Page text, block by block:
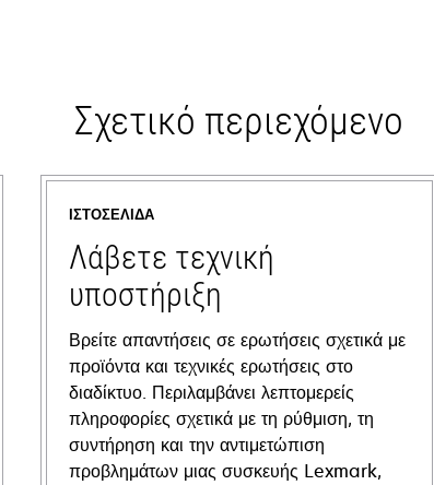
Σχετικό περιεχόμενο
ΙΣΤΟΣΕΛΊΔΑ
Λάβετε τεχνική
υποστήριξη
Βρείτε απαντήσεις σε ερωτήσεις σχετικά με
προϊόντα και τεχνικές ερωτήσεις στο
διαδίκτυο. Περιλαμβάνει λεπτομερείς
πληροφορίες σχετικά με τη ρύθμιση, τη
συντήρηση και την αντιμετώπιση
προβλημάτων μιας συσκευής Lexmark,